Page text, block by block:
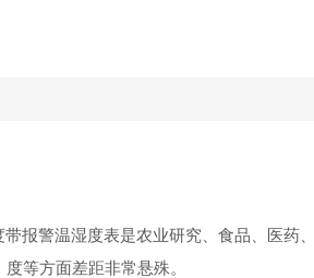
带报警温湿度表是农业研究、食品、医药
等方面差距非常悬殊。